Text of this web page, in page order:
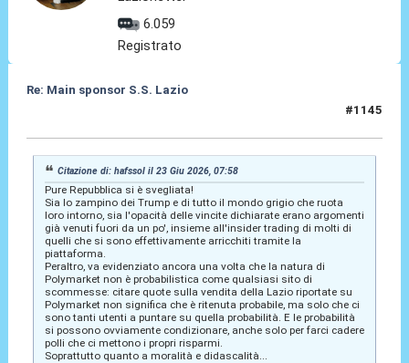
6.059
Registrato
Re: Main sponsor S.S. Lazio
#1145
Citazione di: hafssol il 23 Giu 2026, 07:58
Pure Repubblica si è svegliata!
Sia lo zampino dei Trump e di tutto il mondo grigio che ruota
loro intorno, sia l'opacità delle vincite dichiarate erano argomenti
già venuti fuori da un po', insieme all'insider trading di molti di
quelli che si sono effettivamente arricchiti tramite la
piattaforma.
Peraltro, va evidenziato ancora una volta che la natura di
Polymarket non è probabilistica come qualsiasi sito di
scommesse: citare quote sulla vendita della Lazio riportate su
Polymarket non significa che è ritenuta probabile, ma solo che ci
sono tanti utenti a puntare su quella probabilità. E le probabilità
si possono ovviamente condizionare, anche solo per farci cadere
polli che ci mettono i propri risparmi.
Soprattutto quanto a moralità e didascalità...